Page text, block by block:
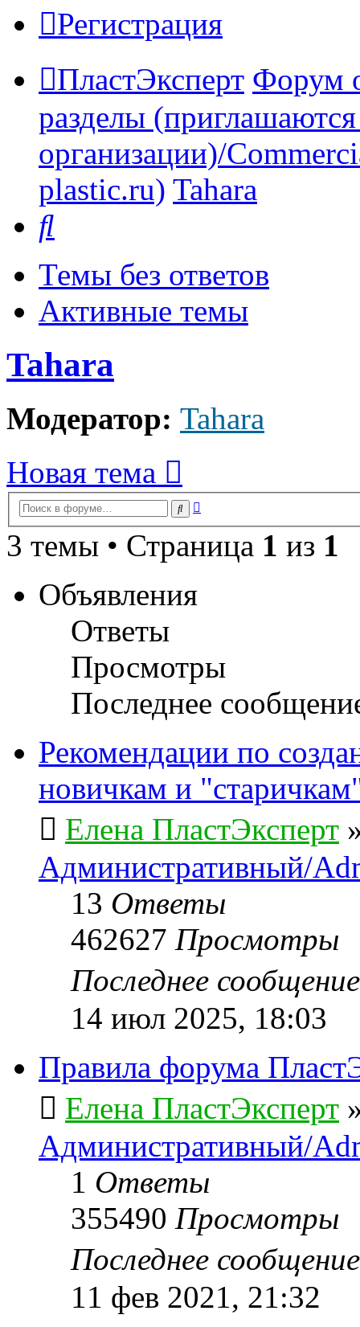
Регистрация
ПластЭксперт Форум
разделы
организации)/
plastic.ru) Tahara
Темы без ответов
Активные темы
Tahara
Модератор: Tahara
Новая тема
Поиск
3 темы • Страница 1 из 1
Объявления
Ответы
Просмотры
Последнее
Рекомендации по
новичкам и
Елена ПластЭксперт
Административный/
13 Ответы
462627 Просмотры
Последнее
14 июл 2025, 18:03
Правила форума
Елена ПластЭксперт
Административный/
1 Ответы
355490 Просмотры
Последнее
11 фев 2021, 21:32